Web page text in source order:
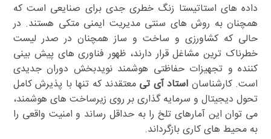
داده های استاتیستا زنگ خطری جدی برای صنایعی است که
همچنان به روش های سنتی مدیریت ایمنی متکی هستند. در
حالی که کشاورزی و ساخت و ساز همچنان در صدر لیست
خطرناک ترین مشاغل قرار دارند، ظهور فناوری های پیش بینی
کننده و تجهیزات حفاظتی هوشمند نویدبخش دوران جدیدی
است. کارشناسان استاد آی تی معتقدند که تنها با پذیرش کامل
تحول دیجیتال و سرمایه گذاری بر روی زیرساخت های هوشمند،
می توان این آمارهای تلخ را به حداقل رساند و امنیت واقعی را
به محیط های کاری بازگرداند.